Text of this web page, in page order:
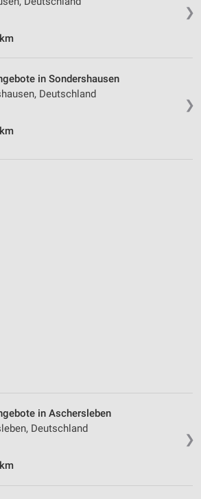
❯
❯
in Sondershausen
Deutschland
❯
in Aschersleben
Deutschland